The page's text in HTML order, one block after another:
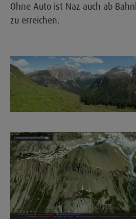
Ohne Auto ist Naz auch ab
zu erreichen.